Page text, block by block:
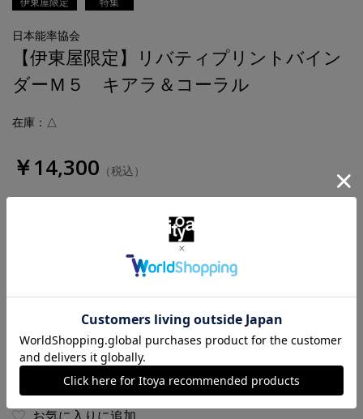
日本能率協会
【伊東屋限定】リバティプリントバイン
ダーＭ５ キアラ＆コーラル
在庫：△
￥14,300 （税込）